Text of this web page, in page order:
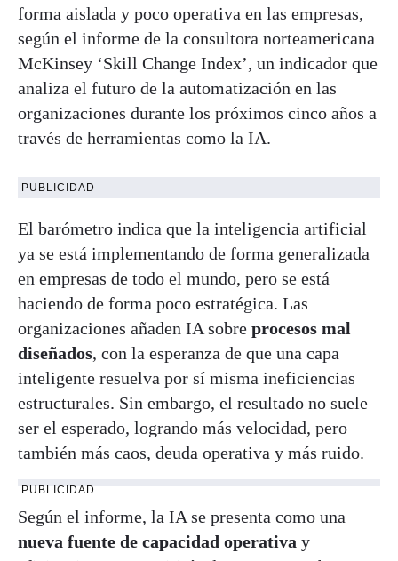
forma aislada y poco operativa en las empresas,
según el informe de la consultora norteamericana
McKinsey ‘Skill Change Index’, un indicador que
analiza el futuro de la automatización en las
organizaciones durante los próximos cinco años a
través de herramientas como la IA.
PUBLICIDAD
El barómetro indica que la inteligencia artificial
ya se está implementando de forma generalizada
en empresas de todo el mundo, pero se está
haciendo de forma poco estratégica. Las
organizaciones añaden IA sobre procesos mal
diseñados, con la esperanza de que una capa
inteligente resuelva por sí misma ineficiencias
estructurales. Sin embargo, el resultado no suele
ser el esperado, logrando más velocidad, pero
también más caos, deuda operativa y más ruido.
PUBLICIDAD
Según el informe, la IA se presenta como una
nueva fuente de capacidad operativa y